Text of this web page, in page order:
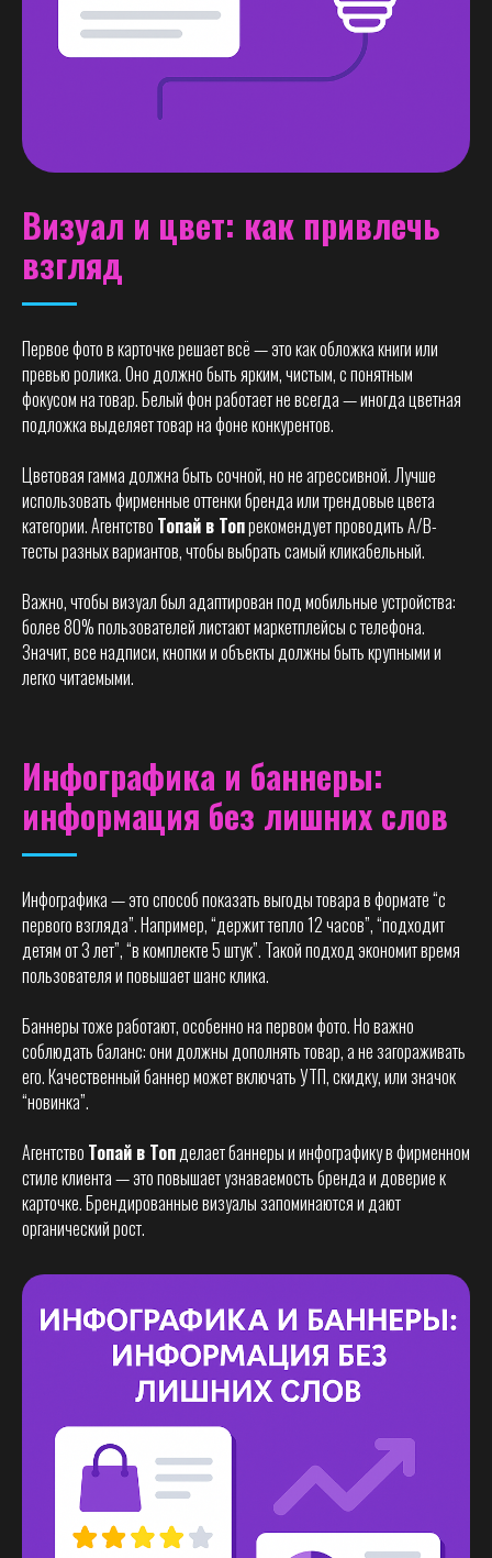
Визуал и цвет: как привлечь
взгляд
Первое фото в карточке решает всё — это как обложка книги или
превью ролика. Оно должно быть ярким, чистым, с понятным
фокусом на товар. Белый фон работает не всегда — иногда цветная
подложка выделяет товар на фоне конкурентов.
Цветовая гамма должна быть сочной, но не агрессивной. Лучше
использовать фирменные оттенки бренда или трендовые цвета
категории. Агентство Топай в Топрекомендует проводить A/B-
тесты разных вариантов, чтобы выбрать самый кликабельный.
Важно, чтобы визуал был адаптирован под мобильные устройства:
более 80% пользователей листают маркетплейсы с телефона.
Значит, все надписи, кнопки и объекты должны быть крупными и
легко читаемыми.
Инфографика и баннеры:
информация без лишних слов
Инфографика — это способ показать выгоды товара в формате “с
первого взгляда”. Например, “держит тепло 12 часов”, “подходит
детям от 3 лет”, “в комплекте 5 штук”. Такой подход экономит время
пользователя и повышает шанс клика.
Баннеры тоже работают, особенно на первом фото. Но важно
соблюдать баланс: они должны дополнять товар, а не загораживать
его. Качественный баннер может включать УТП, скидку, или значок
“новинка”.
Агентство Топай в Топделает баннеры и инфографику в фирменном
стиле клиента — это повышает узнаваемость бренда и доверие к
карточке. Брендированные визуалы запоминаются и дают
органический рост.